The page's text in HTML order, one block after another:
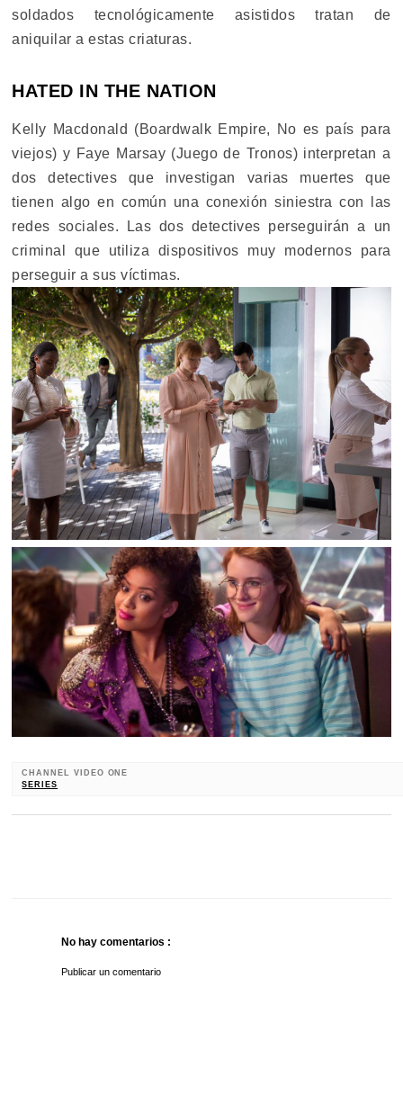
soldados tecnológicamente asistidos tratan de
aniquilar a estas criaturas.
HATED IN THE NATION
Kelly Macdonald (Boardwalk Empire, No es país para
viejos) y Faye Marsay (Juego de Tronos) interpretan a
dos detectives que investigan varias muertes que
tienen algo en común una conexión siniestra con las
redes sociales. Las dos detectives perseguirán a un
criminal que utiliza dispositivos muy modernos para
perseguir a sus víctimas.
CHANNEL VIDEO ONE
SERIES
No hay comentarios :
Publicar un comentario